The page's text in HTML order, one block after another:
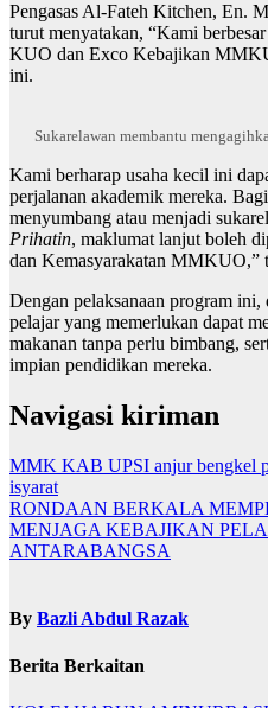
Pengasas Al-Fateh Kitchen, En.
turut menyatakan, “Kami
KUO dan Exco Kebajikan
ini.
Sukarelawan membantu
Kami berharap usaha kecil ini
perjalanan akademik mereka.
menyumbang atau menjadi
Prihatin, maklumat lanjut boleh
dan Kemasyarakatan MMKUO,”
Dengan pelaksanaan program
pelajar yang memerlukan dapat
makanan tanpa perlu bimbang,
impian pendidikan mereka.
Navigasi kiriman
MMK KAB UPSI anjur bengkel
isyarat
RONDAAN BERKALA
MENJAGA KEBAJIKAN
ANTARABANGSA
By Bazli Abdul Razak
Berita Berkaitan